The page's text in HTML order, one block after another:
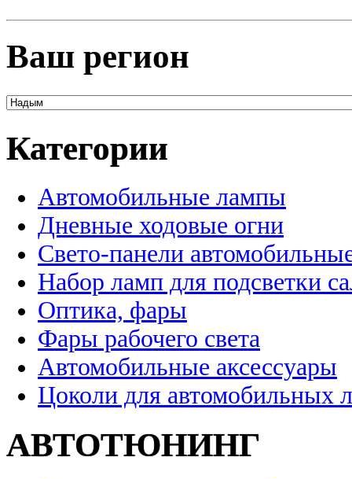
Ваш регион
Категории
Автомобильные лампы
Дневные ходовые огни
Свето-панели
Набор ламп для подсветки
Оптика, фары
Фары рабочего света
Автомобильные аксессуары
Цоколи для автомобильных
АВТОТЮНИНГ